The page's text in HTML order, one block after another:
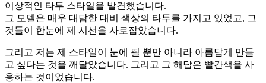
이상적인 타투 스타일을 발견했습니다.
그 모델은 매우 대담한 대비 색상의 타투를 가지고 있었고, 그
것들이 한눈에 제 시선을 사로잡았습니다.
그리고 저는 제 스타일이 눈에 띌 뿐만 아니라 아름답게 만들
고 싶다는 것을 깨달았습니다. 그리고 그 해답은 빨간색을 사
용하는 것이었습니다.